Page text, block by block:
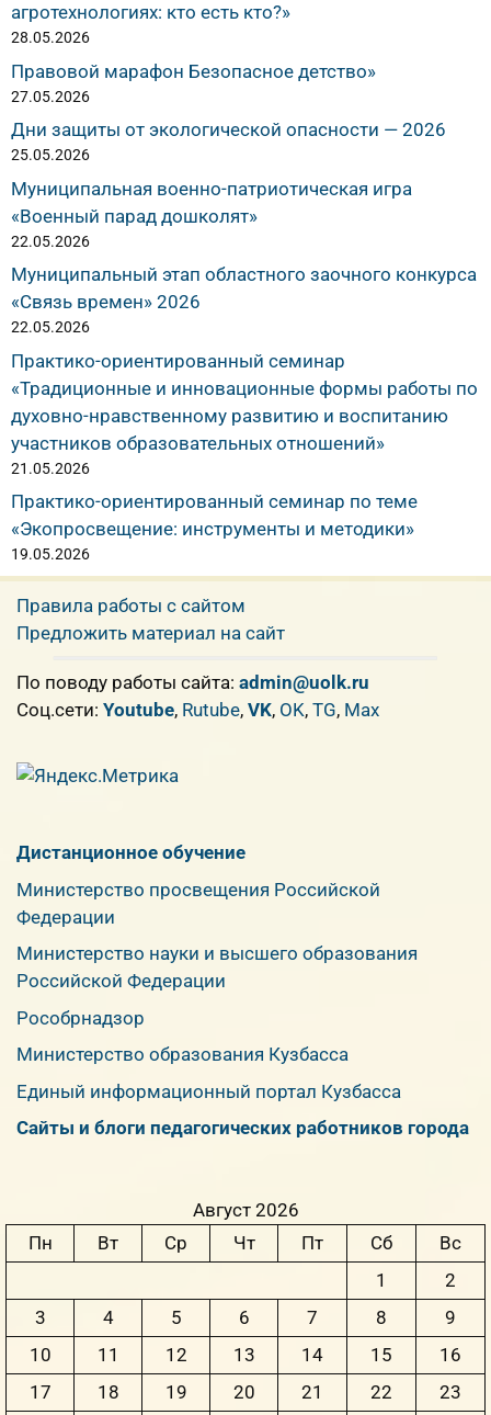
агротехнологиях: кто есть кто?»
28.05.2026
Правовой марафон Безопасное детство»
27.05.2026
Дни защиты от экологической опасности — 2026
25.05.2026
Муниципальная военно-патриотическая игра
«Военный парад дошколят»
22.05.2026
Муниципальный этап областного заочного конкурса
«Связь времен» 2026
22.05.2026
Практико-ориентированный семинар
«Традиционные и инновационные формы работы по
духовно-нравственному развитию и воспитанию
участников образовательных отношений»
21.05.2026
Практико-ориентированный семинар по теме
«Экопросвещение: инструменты и методики»
19.05.2026
Правила работы с сайтом
Предложить материал на сайт
По поводу работы сайта: admin@uolk.ru
Cоц.сети: Youtube, Rutube, VK, OK, TG, Max
Дистанционное обучение
Министерство просвещения Российской
Федерации
Министерство науки и высшего образования
Российской Федерации
Рособрнадзор
Министерство образования Кузбасса
Единый информационный портал Кузбасса
Сайты и блоги педагогических работников города
Август 2026
Пн
Вт Ср Чт Пт Сб
Вс
1
2
3
4 5 6 7 8
9
10
11 12 13 14 15
16
17
18 19 20 21 22 23